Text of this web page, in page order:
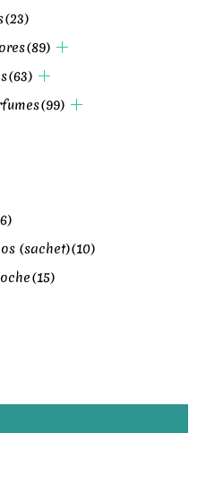
(23)
(89)
(63)
(99)
(sachet)(10)
(15)